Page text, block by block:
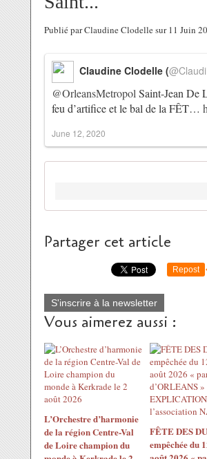
Publié par Claudine Clodelle sur 11 Juin
@OrleansMetropol Saint-Jean De
feu d’artifice et le bal de la FÊT…
Claudine Clodelle (
June 12, 2020
Partager cet article
Repost
S'inscrire à la newsletter
Vous aimerez aussi :
L’Orchestre d’harmonie
de la région Centre-Val
de Loire champion du
FÊTE DES
empêchée du